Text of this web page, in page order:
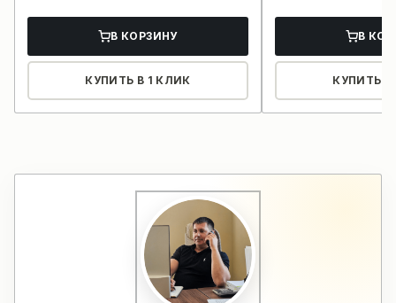
В КОРЗИНУ
КУПИТЬ В 1 КЛИК
В
КУПИТЬ В